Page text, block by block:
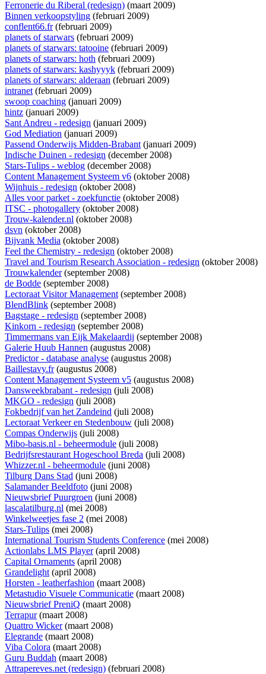
Ferronerie du Riberal (redesign) (maart 2009)
Binnen verkoopstyling (februari 2009)
conflent66.fr(februari 2009)
planets of starwars (februari 2009)
planets of starwars: tatooine (februari 2009)
planets of starwars: hoth (februari 2009)
planets of starwars: kashyyyk (februari 2009)
planets of starwars: alderaan (februari 2009)
intranet(februari 2009)
swoop coaching (januari 2009)
hintz (januari 2009)
Sant Andreu - redesign (januari 2009)
God Mediation (januari 2009)
Passend Onderwijs Midden-Brabant(januari 2009)
Indische Duinen - redesign (december 2008)
Stars-Tulips - weblog (december 2008)
Content Management Systeem v6 (oktober 2008)
Wijnhuis - redesign (oktober 2008)
Alles voor parket - zoekfunctie (oktober 2008)
ITSC - photogallery (oktober 2008)
Trouw-kalender.nl (oktober 2008)
dsvn (oktober 2008)
Bijvank Media (oktober 2008)
Feel the Chemistry - redesign (oktober 2008)
Travel and Tourism Research Association - redesign (oktober 2008)
Trouwkalender(september 2008)
de Bodde (september 2008)
Lectoraat Visitor Management(september 2008)
BlendBlink (september 2008)
Bagstage - redesign (september 2008)
Kinkorn - redesign (september 2008)
Timmermans van Eijk Makelaardij (september 2008)
Galerie Huub Hannen (augustus 2008)
Predictor - database analyse (augustus 2008)
Baillestavy.fr(augustus 2008)
Content Management Systeem v5 (augustus 2008)
Dansweekbrabant - redesign (juli 2008)
MKGO - redesign (juli 2008)
Fokbedrijf van het Zandeind (juli 2008)
Lectoraat Verkeer en Stedenbouw (juli 2008)
Compas Onderwijs (juli 2008)
Mibo-basis.nl - beheermodule (juli 2008)
Bedrijfsrestaurant Hogeschool Breda (juli 2008)
Whizzer.nl - beheermodule (juni 2008)
Tilburg Dans Stad (juni 2008)
Salamander Beeldfoto (juni 2008)
Nieuwsbrief Puurgroen (juni 2008)
lascalatilburg.nl (mei 2008)
Winkelweetjes fase 2 (mei 2008)
Stars-Tulips (mei 2008)
International Tourism Students Conference (mei 2008)
Actionlabs LMS Player(april 2008)
Capital Ornaments (april 2008)
Grandelight(april 2008)
Horsten - leatherfashion (maart 2008)
Metastudio Visuele Communicatie (maart 2008)
Nieuwsbrief PreniQ (maart 2008)
Terrapur(maart 2008)
Quattro Wicker(maart 2008)
Elegrande (maart 2008)
Viba Colora (maart 2008)
Guru Buddah (maart 2008)
Attrapereves.net (redesign) (februari 2008)